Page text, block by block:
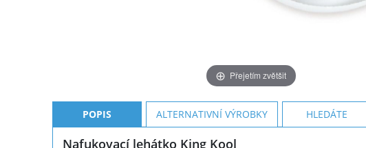
Přejetím zvětšit
POPIS ALTERNATIVNÍ VÝROBKY HLEDÁTE
Nafukovací lehátko King Kool